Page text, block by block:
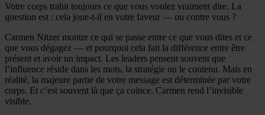
Votre corps trahit toujours ce que vous voulez vraiment dire. La
question est : cela joue-t-il en votre faveur — ou contre vous ?
Carmen Nitzer montre ce qui se passe entre ce que vous dites et ce
que vous dégagez — et pourquoi cela fait la différence entre être
présent et avoir un impact. Les leaders pensent souvent que
l’influence réside dans les mots, la stratégie ou le contenu. Mais en
réalité, la majeure partie de votre message est déterminée par votre
corps. Et c’est souvent là que ça coince. Carmen rend l’invisible
visible.